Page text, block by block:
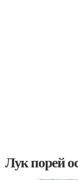
Лук порей